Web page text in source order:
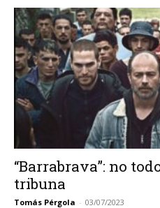
“Barrabrava”: no
tribuna
Tomás Pérgola - 03/07/2023